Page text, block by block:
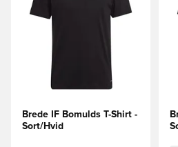
Brede IF Bomulds T-Shirt -
Sort/Hvid